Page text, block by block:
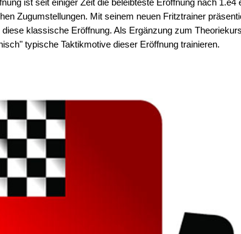
Zugumstellungen. Mit seinem neuen Fritztrainer
klassische Eröffnung. Als Ergänzung zum
typische Taktikmotive dieser Eröffnung trainieren.